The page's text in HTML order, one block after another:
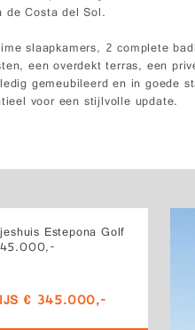
de Costa del Sol.
slaapkamers, 2 complete
een overdekt terras, een
gemeubileerd en in goede
voor een stijlvolle update.
Estepona Golf
€ 345.000,-